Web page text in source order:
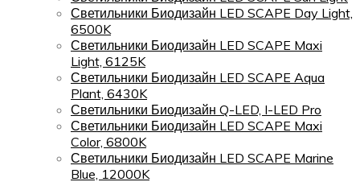
Светильники Биодизайн LED SCAPE Day Light,
6500K
Светильники Биодизайн LED SCAPE Maxi
Light, 6125K
Светильники Биодизайн LED SCAPE Aqua
Plant, 6430K
Светильники Биодизайн Q-LED, I-LED Pro
Светильники Биодизайн LED SCAPE Maxi
Color, 6800K
Светильники Биодизайн LED SCAPE Marine
Blue, 12000K